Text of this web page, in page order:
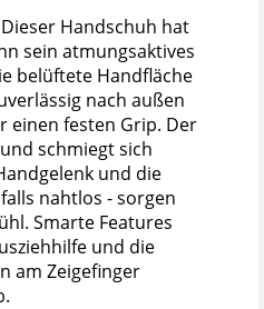
Handschuh hat
sein atmungsaktives
belüftete Handfläche
nach außen
einen festen Grip. Der
schmiegt sich
und die
nahtlos - sorgen
Smarte Features
und die
am Zeigefinger